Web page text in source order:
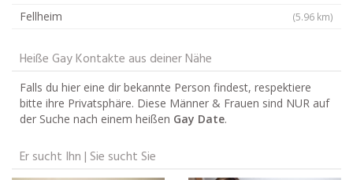
Fellheim (5.96 km)
Heiße Gay Kontakte aus deiner Nähe
Falls du hier eine dir bekannte Person findest, respektiere
bitte ihre Privatsphäre. Diese Männer & Frauen sind NUR auf
der Suche nach einem heißen Gay Date.
Er sucht Ihn | Sie sucht Sie